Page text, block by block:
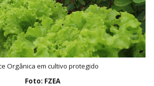
Orgânica em cultivo protegido
Foto: FZEA